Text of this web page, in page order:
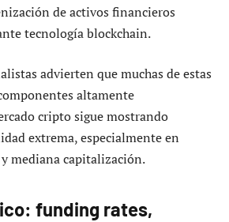
de activos financieros
tecnología blockchain.
advierten que muchas de estas
altamente
cripto sigue mostrando
extrema, especialmente en
mediana capitalización.
funding rates,